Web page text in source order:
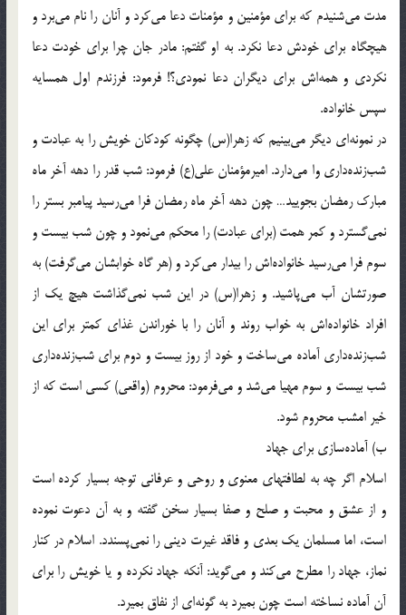
مدت مى‌شنيدم كه براى مؤمنين و مؤمنات دعا مى‌كرد و آنان را نام مى‌برد و
هيچگاه براى خودش دعا نكرد. به او گفتم: مادر جان چرا براى خودت دعا
نكردى و همه‌اش براى ديگران دعا نمودى؟! فرمود: فرزندم اول همسايه
سپس خانواده.
در نمونه‌اى ديگر مى‌بينيم كه زهرا(س) چگونه كودكان خويش را به عبادت و
شب‌زنده‌دارى وا مى‌دارد. اميرمؤمنان على(ع) فرمود: شب قدر را دهه آخر ماه
مبارك رمضان بجوييد… چون دهه آخر ماه رمضان فرا مى‌رسيد پيامبر بستر را
نمى‌گسترد و كمر همت (براى عبادت) را محكم مى‌نمود و چون شب بيست و
سوم فرا مى‌رسيد خانواده‌اش را بيدار مى‌كرد و (هر گاه خوابشان مى‌گرفت) به
صورتشان آب مى‌پاشيد. و زهرا(س) در اين شب نمى‌گذاشت هيچ يك از
افراد خانواده‌اش به خواب روند و آنان را با خوراندن غذاى كمتر براى اين
شب‌زنده‌دارى آماده مى‌ساخت و خود از روز بيست و دوم براى شب‌زنده‌دارى
شب بيست و سوم مهيا مى‌شد و مى‌فرمود: محروم (واقعى) كسى است كه از
خير امشب محروم شود.
ب) آماده‌سازى براى جهاد
اسلام اگر چه به لطافتهاى معنوى و روحى و عرفانى توجه بسيار كرده است
و از عشق و محبت و صلح و صفا بسيار سخن گفته و به آن دعوت نموده
است، اما مسلمان يك بعدى و فاقد غيرت دينى را نمى‌پسندد. اسلام در كنار
نماز، جهاد را مطرح مى‌كند و مى‌گويد: آنكه جهاد نكرده و يا خويش را براى
آن آماده نساخته است چون بميرد به گونه‌اى از نفاق بميرد.